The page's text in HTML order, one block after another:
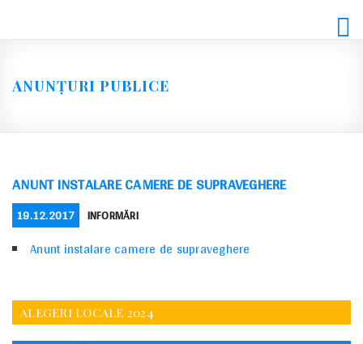
ANUNȚURI PUBLICE
ANUNT INSTALARE CAMERE DE SUPRAVEGHERE
POSTED
ON
19.12.2017 CATEGORIES
INFORMĂRI
Anunt instalare camere de supraveghere
ALEGERI LOCALE 2024